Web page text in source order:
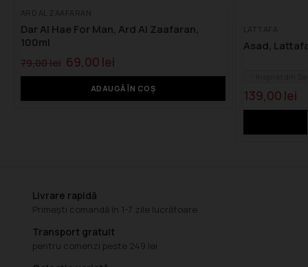
Dar Al Hae For Man, Ard Al Zaafaran,
100ml
79,00 lei 69,00 lei
ADAUGĂ ÎN COȘ
Asad,
139,00 lei
Livrare rapidă
Primești comandă în 1-7 zile lucrătoare
Transport gratuit
pentru comenzi peste 249 lei